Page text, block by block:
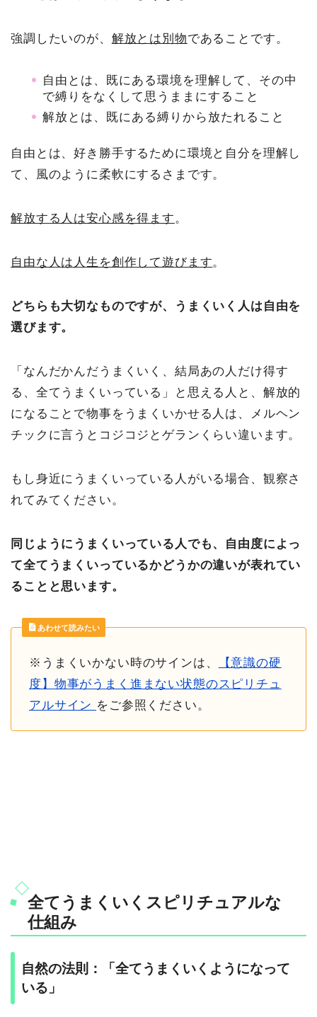
強調したいのが、 解放とは別物であることです。
自由とは、既にある環境を理解して、その中
で縛りをなくして思うままにすること
解放とは、既にある縛りから放たれること
自由とは、好き勝手するために環境と自分を理解し
て、風のように柔軟にするさまです。
解放する人は安心感を得ます。
自由な人は人生を創作して遊びます。
どちらも大切なものですが、うまくいく人は自由を
選びます。
「なんだかんだうまくいく、結局あの人だけ得す
る、全てうまくいっている」と思える人と、解放的
になることで物事をうまくいかせる人は、メルヘン
チックに言うとコジコジとゲランくらい違います。
もし身近にうまくいっている人がいる場合、観察さ
れてみてください。
同じようにうまくいっている人でも、自由度によっ
て全てうまくいっているかどうかの違いが表れてい
ることと思います。
あわせて読みたい
※うまくいかない時のサインは、
【意識の硬
度】物事がうまく進まない状態のスピリチュ
アルサイン をご参照ください。
全てうまくいくスピリチュアルな
仕組み
自然の法則：「全てうまくいくようになって
いる」